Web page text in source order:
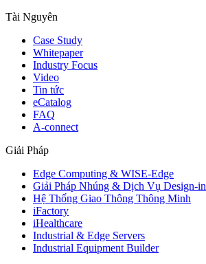
Tài Nguyên
Case Study
Whitepaper
Industry Focus
Video
Tin tức
eCatalog
FAQ
A-connect
Giải Pháp
Edge Computing & WISE-Edge
Giải Pháp Nhúng & Dịch Vụ Design-in
Hệ Thống Giao Thông Thông Minh
iFactory
iHealthcare
Industrial & Edge Servers
Industrial Equipment Builder